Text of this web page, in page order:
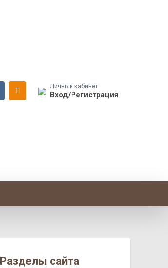
Личный кабинет
Вход/Регистрация
Разделы сайта